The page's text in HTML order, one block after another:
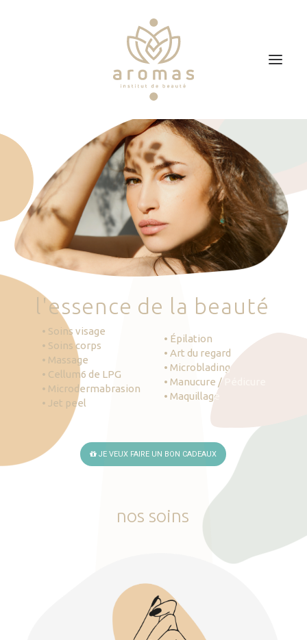
Soins
Je veux faire un bon cadeau
Plan d’accès
Prendre RDV
'essence de la beauté
• Soins visage
• Soins corps
• Massage
• Cellum6 de LPG
• Microdermabrasion
• Jet peel
• Épilation
• Art du regard
• Microblading
• Manucure / Pédicure
• Maquillage
JE VEUX FAIRE UN BON CADEAUX
nos soins